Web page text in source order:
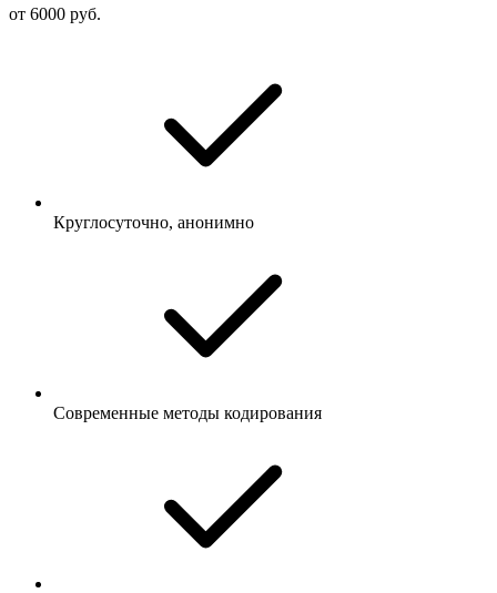
от 6000 руб.
Круглосуточно, анонимно
Современные методы кодирования